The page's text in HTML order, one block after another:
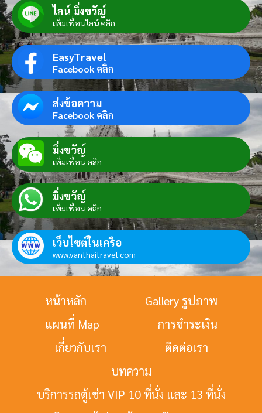
ไลน์ มิ่งขวัญ์
เพิ่มเพื่อนไลน์ คลิก
EasyTravel
Facebook คลิก
ส่งข้อความ
Facebook คลิก
มิ่งขวัญ์
เพิ่มเพื่อน คลิก
มิ่งขวัญ์
เพิ่มเพื่อน คลิก
เว็บไซต์ในเครือ
www.vanthaitravel.com
หน้าหลัก
Gallery รูปภาพ
แผนที่ Map
การชำระเงิน
เกี่ยวกับเรา
ติดต่อเรา
บทความ
บริการรถตู้เช่า VIP 10 ที่นั่ง และ 13 ที่นั่ง